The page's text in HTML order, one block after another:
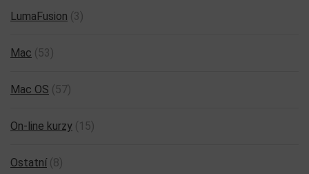
LumaFusion (3)
Mac (53)
Mac OS (57)
On-line kurzy (15)
Ostatní (8)